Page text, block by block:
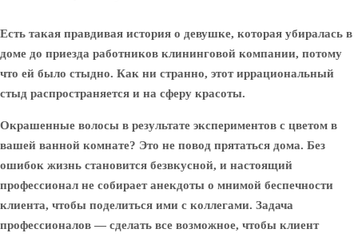
Есть такая правдивая история о девушке, которая убиралась в
доме до приезда работников клининговой компании, потому
что ей было стыдно. Как ни странно, этот иррациональный
стыд распространяется и на сферу красоты.
Окрашенные волосы в результате экспериментов с цветом в
вашей ванной комнате? Это не повод прятаться дома. Без
ошибок жизнь становится безвкусной, и настоящий
профессионал не собирает анекдоты о мнимой беспечности
клиента, чтобы поделиться ими с коллегами. Задача
профессионалов — сделать все возможное, чтобы клиент